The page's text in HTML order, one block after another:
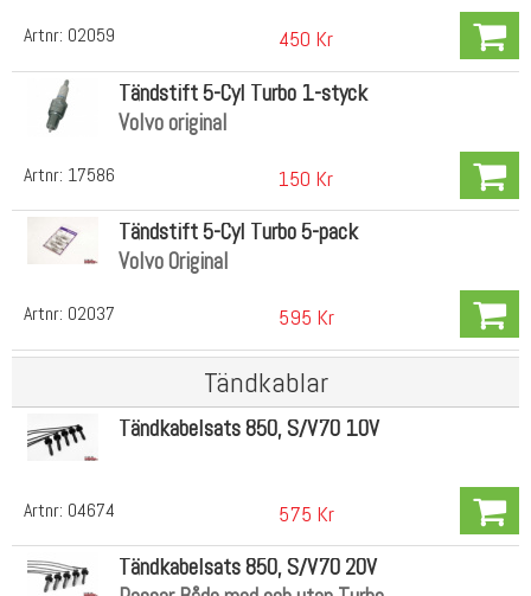
Artnr: 02059 450 Kr
Artnr: 17586
Tändstift 5-Cyl Turbo 1-styck
Volvo original
150 Kr
Artnr: 02037
Tändstift 5-Cyl Turbo 5-pack
Volvo Original
595 Kr
Tändkablar
Artnr: 04674
Tändkabelsats 850, S/V70 10V
575 Kr
Tändkabelsats 850, S/V70 20V